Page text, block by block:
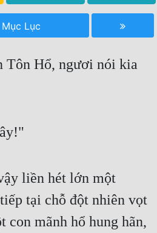
Mục Lục
Tôn Hổ, ngươi nói kia
liền hét lớn một
tại chỗ đột nhiên vọt
con mãnh hổ hung hãn,